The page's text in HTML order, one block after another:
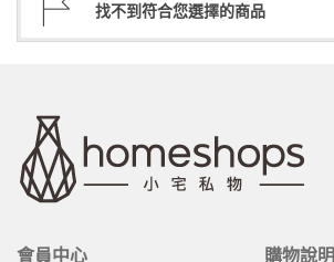
找不到符合您選擇的商品
會員中心 購物說明